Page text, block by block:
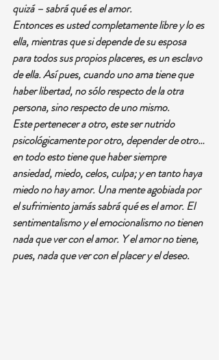
quizá – sabrá qué es el amor.
Entonces es usted completamente libre y lo es
ella, mientras que si depende de su esposa
para todos sus propios placeres, es un esclavo
de ella. Así pues, cuando uno ama tiene que
haber libertad, no sólo respecto de la otra
persona, sino respecto de uno mismo.
Este pertenecer a otro, este ser nutrido
psicológicamente por otro, depender de otro…
en todo esto tiene que haber siempre
ansiedad, miedo, celos, culpa; y en tanto haya
miedo no hay amor. Una mente agobiada por
el sufrimiento jamás sabrá qué es el amor. El
sentimentalismo y el emocionalismo no tienen
nada que ver con el amor. Y el amor no tiene,
pues, nada que ver con el placer y el deseo.